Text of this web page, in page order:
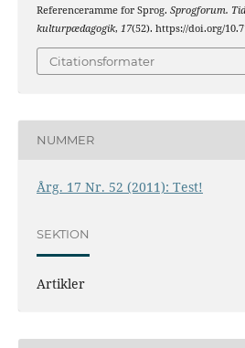
Referenceramme for Sprog. Sprogforum.
kulturpædagogik, 17(52). https://doi.org/
Citationsformater
NUMMER
Årg. 17 Nr. 52 (2011): Test!
SEKTION
Artikler